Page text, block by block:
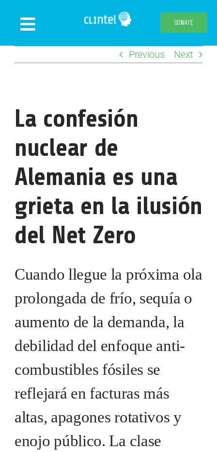
Toggle
Navigation
Declaration
About us
DONATE
Previous Next
La confesión
nuclear de
Alemania es una
grieta en la ilusión
del Net Zero
Cuando llegue la próxima ola
prolongada de frío, sequía o
aumento de la demanda, la
debilidad del enfoque anti-
combustibles fósiles se
reflejará en facturas más
altas, apagones rotativos y
enojo público. La clase